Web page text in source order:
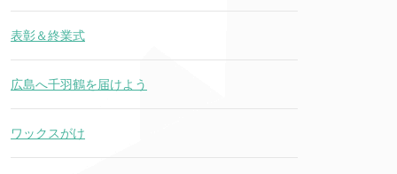
表彰＆終業式
広島へ千羽鶴を届けよう
ワックスがけ